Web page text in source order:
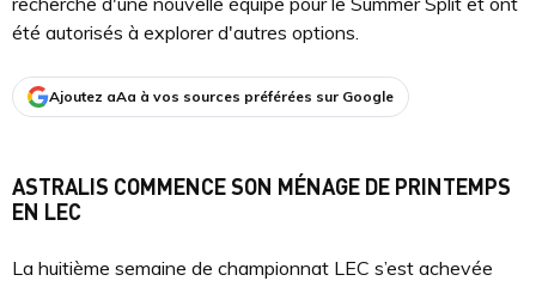
été autorisés à explorer d'autres options.
Ajoutez aAa à vos sources préférées sur Google
ASTRALIS COMMENCE SON MÉNAGE DE PRINTEMPS
EN LEC
La huitième semaine de championnat LEC s’est achevée